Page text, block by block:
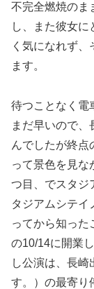
不完全燃焼のま
し、また彼女
く気になれず
ます。
待つことなく電
まだ早いので
んでしたが終点
って景色を見な
つ目、でスタジ
タジアムシテイ
ってから知った
の10/14に開業
し公演は、長
す。）の最寄り